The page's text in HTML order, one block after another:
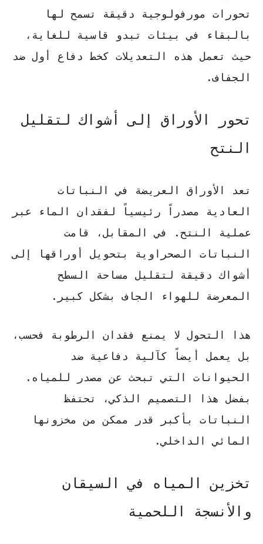
تحورات مورفولوجية دقيقة تسمح لها
بالبقاء في بيئات تبدو قاسية للغاية،
حيث تعمل هذه التعديلات كخط دفاع أول ضد
الجفاف.
تحور الأوراق إلى أشواك لتقليل
النتح
تعد الأوراق العريضة في النباتات
العادية مصدراً رئيسياً لفقدان الماء عبر
عملية النتح. في المقابل، قامت
النباتات الصحراوية
بتحويل أوراقها إلى
أشواك دقيقة لتقليل مساحة السطح
المعرضة للهواء الجاف بشكل كبير.
هذا التحول لا يمنع فقدان الرطوبة فحسب،
بل يعمل أيضاً كآلية دفاعية ضد
الحيوانات التي تبحث عن مصدر للمياه.
بفضل هذا التصميم الذكي، تحتفظ
النباتات بأكبر قدر ممكن من مخزونها
المائي الداخلي.
تخزين المياه في السيقان
والأنسجة اللحمية